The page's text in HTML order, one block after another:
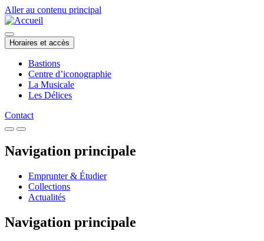
Aller au contenu principal
Horaires et accès
Bastions
Centre d’iconographie
La Musicale
Les Délices
Contact
Navigation principale
Emprunter & Étudier
Collections
Actualités
Navigation principale